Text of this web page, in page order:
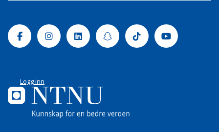
FacebookInstagramLinkedinSnapchatTiktok Youtube
Logg inn